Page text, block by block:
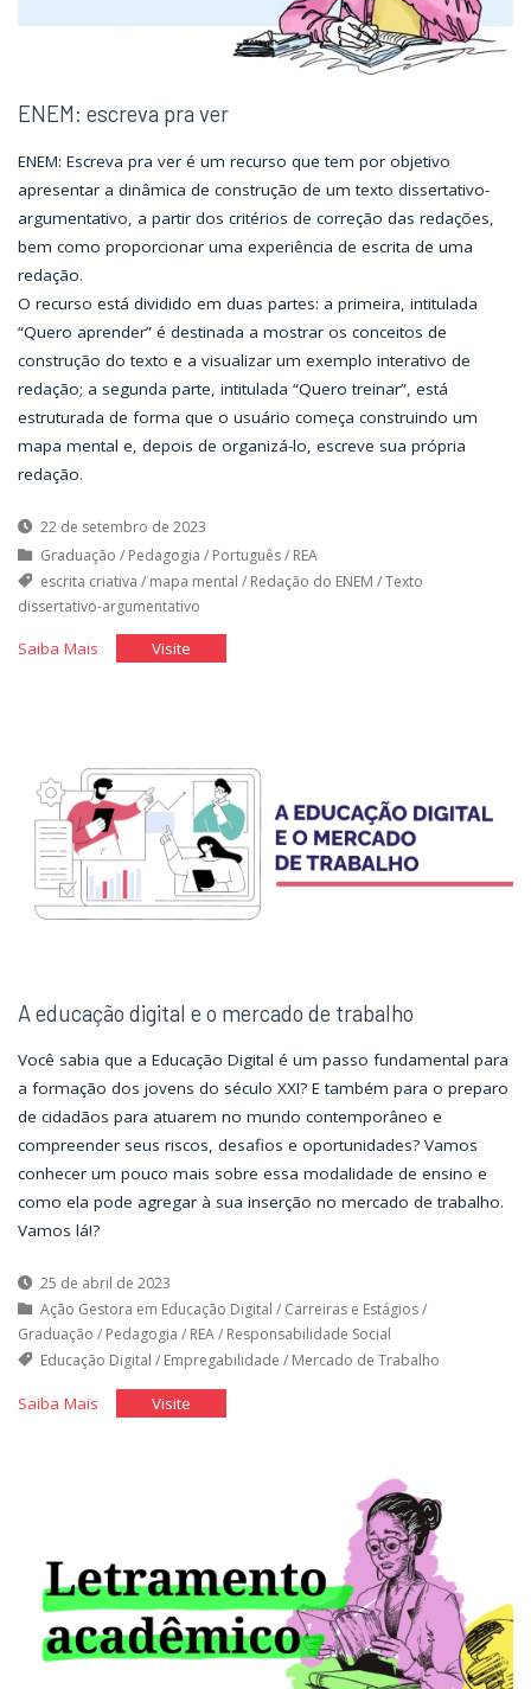
ENEM: escreva pra ver
ENEM: Escreva pra ver é um recurso que tem por objetivo
apresentar a dinâmica de construção de um texto dissertativo-
argumentativo, a partir dos critérios de correção das redações,
bem como proporcionar uma experiência de escrita de uma
redação.
O recurso está dividido em duas partes: a primeira, intitulada
“Quero aprender” é destinada a mostrar os conceitos de
construção do texto e a visualizar um exemplo interativo de
redação; a segunda parte, intitulada “Quero treinar”, está
estruturada de forma que o usuário começa construindo um
mapa mental e, depois de organizá-lo, escreve sua própria
redação.
22 de setembro de 2023
Graduação / Pedagogia / Português/ REA
escrita criativa / mapa mental / Redação do ENEM /Texto
dissertativo-argumentativo
Saiba Mais"ENEM:Visite"ENEM:
A educação digital e o mercado de trabalho
Você sabia que a Educação Digital é um passo fundamental para
a formação dos jovens do século XXI? E também para o preparo
de cidadãos para atuarem no mundo contemporâneo e
compreender seus riscos, desafios e oportunidades? Vamos
conhecer um pouco mais sobre essa modalidade de ensino e
como ela pode agregar à sua inserção no mercado de trabalho.
Vamos lá!?
25 de abril de 2023
Ação Gestora em Educação Digital / Carreiras e Estágios/
Graduação / Pedagogia / REA/ Responsabilidade Social
Educação Digital / Empregabilidade / Mercado de Trabalho
Saiba Mais"A
de
trabalho"
Visite"A
de
trabalho"